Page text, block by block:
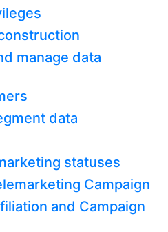
manage data
data
statuses
Campaign
and Campaign